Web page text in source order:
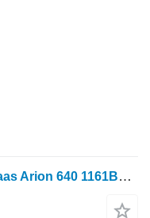
Claas Gear box transmission Claas Arion 640 1161B5 mjenjač za traktora točkaša